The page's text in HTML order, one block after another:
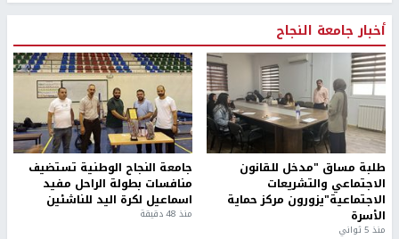
أخبار جامعة النجاح
طلبة مساق "مدخل للقانون
الاجتماعي والتشريعات
الاجتماعية"يزورون مركز حماية
الأسرة
منذ 5 ثواني
جامعة النجاح الوطنية تستضيف
منافسات بطولة الراحل مفيد
اسماعيل لكرة اليد للناشئين
منذ 48 دقيقة